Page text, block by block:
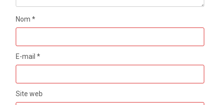
Nom*
E-mail*
Site web